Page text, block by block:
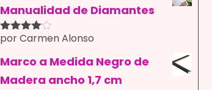
Manualidad de Diamantes
Valorado
5
por Carmen Alonso
Marco a Medida Negro de
Madera ancho 1,7 cm